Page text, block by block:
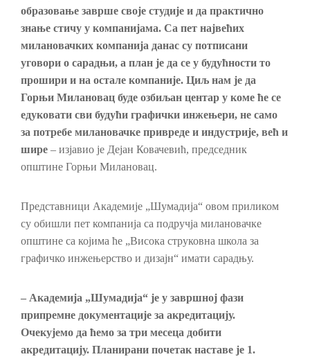
образовање заврше своје студије и да практично
знање стичу у компанијама. Са пет највећих
милановачких компанија данас су потписани
уговори о сарадњи, а план је да се у будућности то
прошири и на остале компаније. Циљ нам је да
Горњи Милановац буде озбиљан центар у коме ће се
едуковати сви будући графички инжењери, не само
за потребе милановачке привреде и индустрије, већ и
шире – изјавио је Дејан Ковачевић, председник
општине Горњи Милановац.
Представници Академије „Шумадија“ овом приликом
су обишли пет компанија са подручја милановачке
општине са којима ће „Висока струковна школа за
графичко инжењерство и дизајн“ имати сарадњу.
– Академија „Шумадија“ је у завршној фази
припремне документације за акредитацију.
Очекујемо да ћемо за три месеца добити
акредитацију. Планирани почетак наставе је 1.